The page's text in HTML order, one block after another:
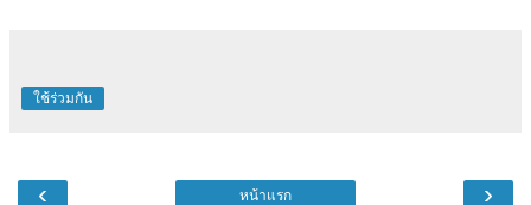
ใช้ร่วมกัน
‹ ›
หน้าแรก